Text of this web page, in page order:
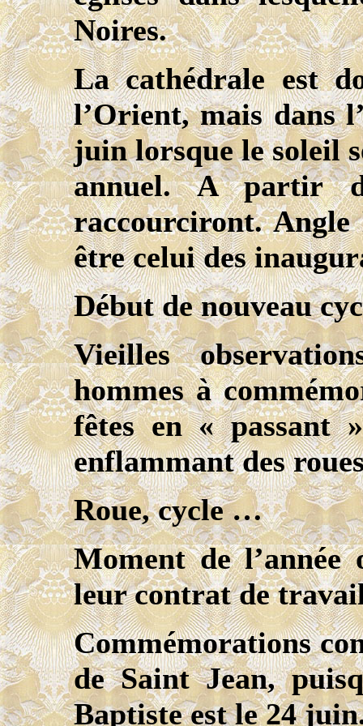
Noires.
La cathédrale est
l’Orient, mais dans
juin lorsque le soleil
annuel. A partir
raccourciront.
être celui des
Début de nouveau
Vieilles
hommes à
fêtes en « passant
enflammant des
Roue, cycle …
Moment de l’année
leur contrat de
Commémorations
de Saint Jean,
Baptiste est le 24